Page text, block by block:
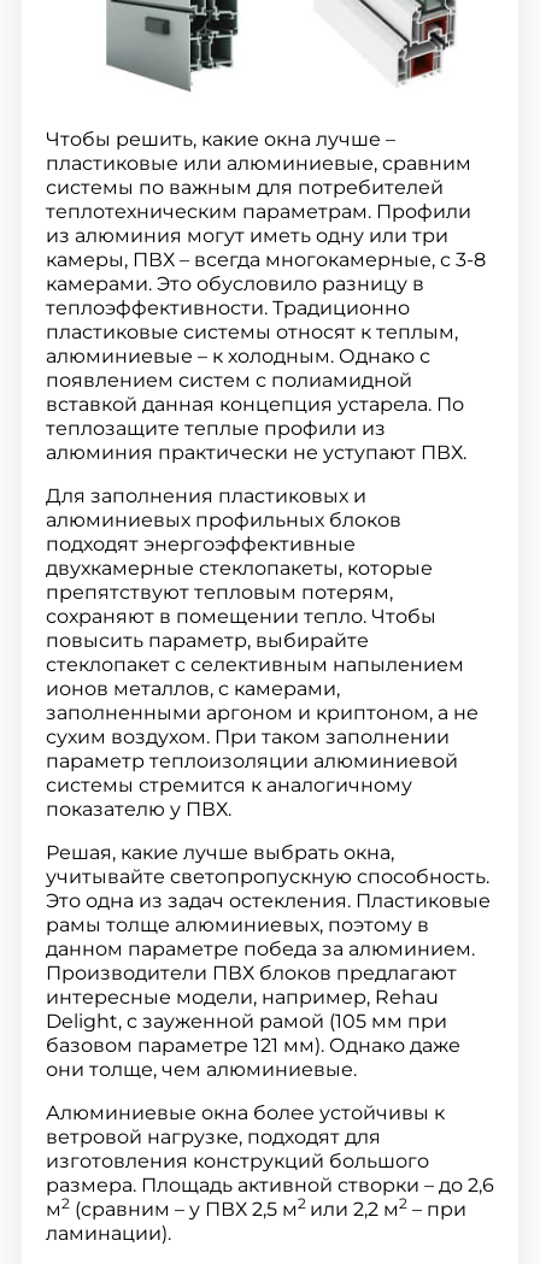
Чтобы решить, какие окна лучше –
пластиковые или алюминиевые, сравним
системы по важным для потребителей
теплотехническим параметрам. Профили
из алюминия могут иметь одну или три
камеры, ПВХ – всегда многокамерные, с 3-8
камерами. Это обусловило разницу в
теплоэффективности. Традиционно
пластиковые системы относят к теплым,
алюминиевые – к холодным. Однако с
появлением систем с полиамидной
вставкой данная концепция устарела. По
теплозащите теплые профили из
алюминия практически не уступают ПВХ.
Для заполнения пластиковых и
алюминиевых профильных блоков
подходят энергоэффективные
двухкамерные стеклопакеты, которые
препятствуют тепловым потерям,
сохраняют в помещении тепло. Чтобы
повысить параметр, выбирайте
стеклопакет с селективным напылением
ионов металлов, с камерами,
заполненными аргоном и криптоном, а не
сухим воздухом. При таком заполнении
параметр теплоизоляции алюминиевой
системы стремится к аналогичному
показателю у ПВХ.
Решая, какие лучше выбрать окна,
учитывайте светопропускную способность.
Это одна из задач остекления. Пластиковые
рамы толще алюминиевых, поэтому в
данном параметре победа за алюминием.
Производители ПВХ блоков предлагают
интересные модели, например, Rehau
Delight, с зауженной рамой (105 мм при
базовом параметре 121 мм). Однако даже
они толще, чем алюминиевые.
Алюминиевые окна более устойчивы к
ветровой нагрузке, подходят для
изготовления конструкций большого
размера. Площадь активной створки – до 2,6
м2(сравним – у ПВХ 2,5 м2 или 2,2 м2– при
ламинации).